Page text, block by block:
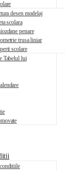
desen modelaj
scolara
penare
trusa liniar
scolare
Tabelul lui